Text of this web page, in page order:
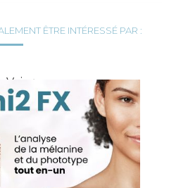
ÊTRE INTÉRESSÉ PAR :
Voir
tout
les